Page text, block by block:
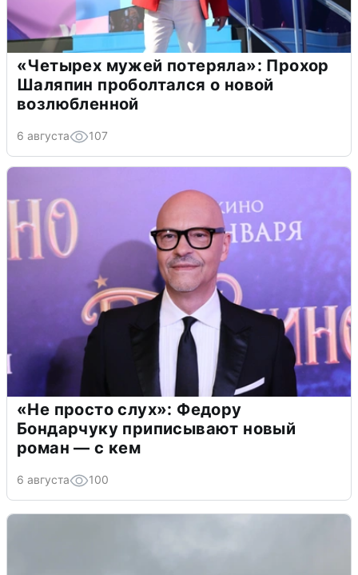
«Четырех мужей потеряла»: Прохор
Шаляпин проболтался о новой
возлюбленной
6 августа 107
«Не просто слух»: Федору
Бондарчуку приписывают новый
роман — с кем
6 августа 100